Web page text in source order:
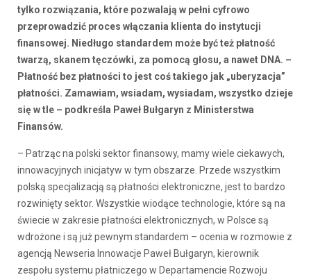
tylko rozwiązania, które pozwalają w pełni cyfrowo
przeprowadzić proces włączania klienta do instytucji
finansowej. Niedługo standardem może być też płatność
twarzą, skanem tęczówki, za pomocą głosu, a nawet DNA. –
Płatność bez płatności to jest coś takiego jak „uberyzacja”
płatności. Zamawiam, wsiadam, wysiadam, wszystko dzieje
się w tle – podkreśla Paweł Bułgaryn z Ministerstwa
Finansów.
– Patrząc na polski sektor finansowy, mamy wiele ciekawych,
innowacyjnych inicjatyw w tym obszarze. Przede wszystkim
polską specjalizacją są płatności elektroniczne, jest to bardzo
rozwinięty sektor. Wszystkie wiodące technologie, które są na
świecie w zakresie płatności elektronicznych, w Polsce są
wdrożone i są już pewnym standardem – ocenia w rozmowie z
agencją Newseria Innowacje Paweł Bułgaryn, kierownik
zespołu systemu płatniczego w Departamencie Rozwoju